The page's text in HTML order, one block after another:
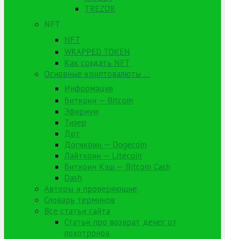
TREZOR
NFT
NFT
WRAPPED TOKEN
Как создать NFT
Основные криптовалюты …
Информация
Биткоин — Bitcoin
Эфириум
Тизер
Дот
Догикоин — Dogecoin
Лайткоин — Litecoin
Биткоин Кэш — Bitcoin Cash
Dash
Авторы и проверяющие
Словарь терминов
Все статьи сайта
Статьи про возврат денег от
лохотронов